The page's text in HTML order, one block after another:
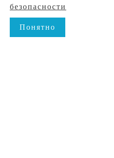
безопасности
Понятно